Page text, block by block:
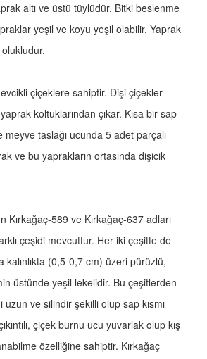
altı ve üstü tüylüdür. Bitki beslenme
yeşil ve koyu yeşil olabilir. Yaprak
olukludur.
çiçeklere sahiptir. Dişi çiçekler
koltuklarından çıkar. Kısa bir sap
meyve taslağı ucunda 5 adet parçalı
ve bu yaprakların ortasında dişicik
Kırkağaç-589 ve Kırkağaç-637 adları
çeşidi mevcuttur. Her iki çeşitte de
kalınlıkta (0,5-0,7 cm) üzeri pürüzlü,
üstünde yeşil lekelidir. Bu çeşitlerden
uzun ve silindir şekilli olup sap kısmı
çiçek burnu ucu yuvarlak olup kış
özelliğine sahiptir. Kırkağaç